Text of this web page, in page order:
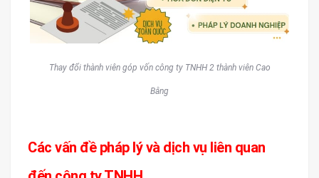
Thay đổi thành viên góp vốn công ty TNHH 2 thành viên Cao
Bằng
Các vấn đề pháp lý và dịch vụ liên quan